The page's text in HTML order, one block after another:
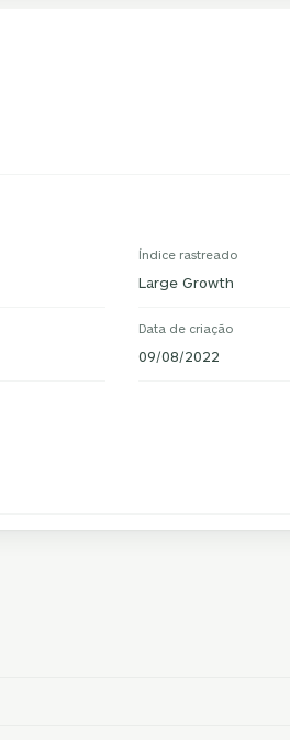
Índice rastreado
Large Growth
Data de criação
09/08/2022